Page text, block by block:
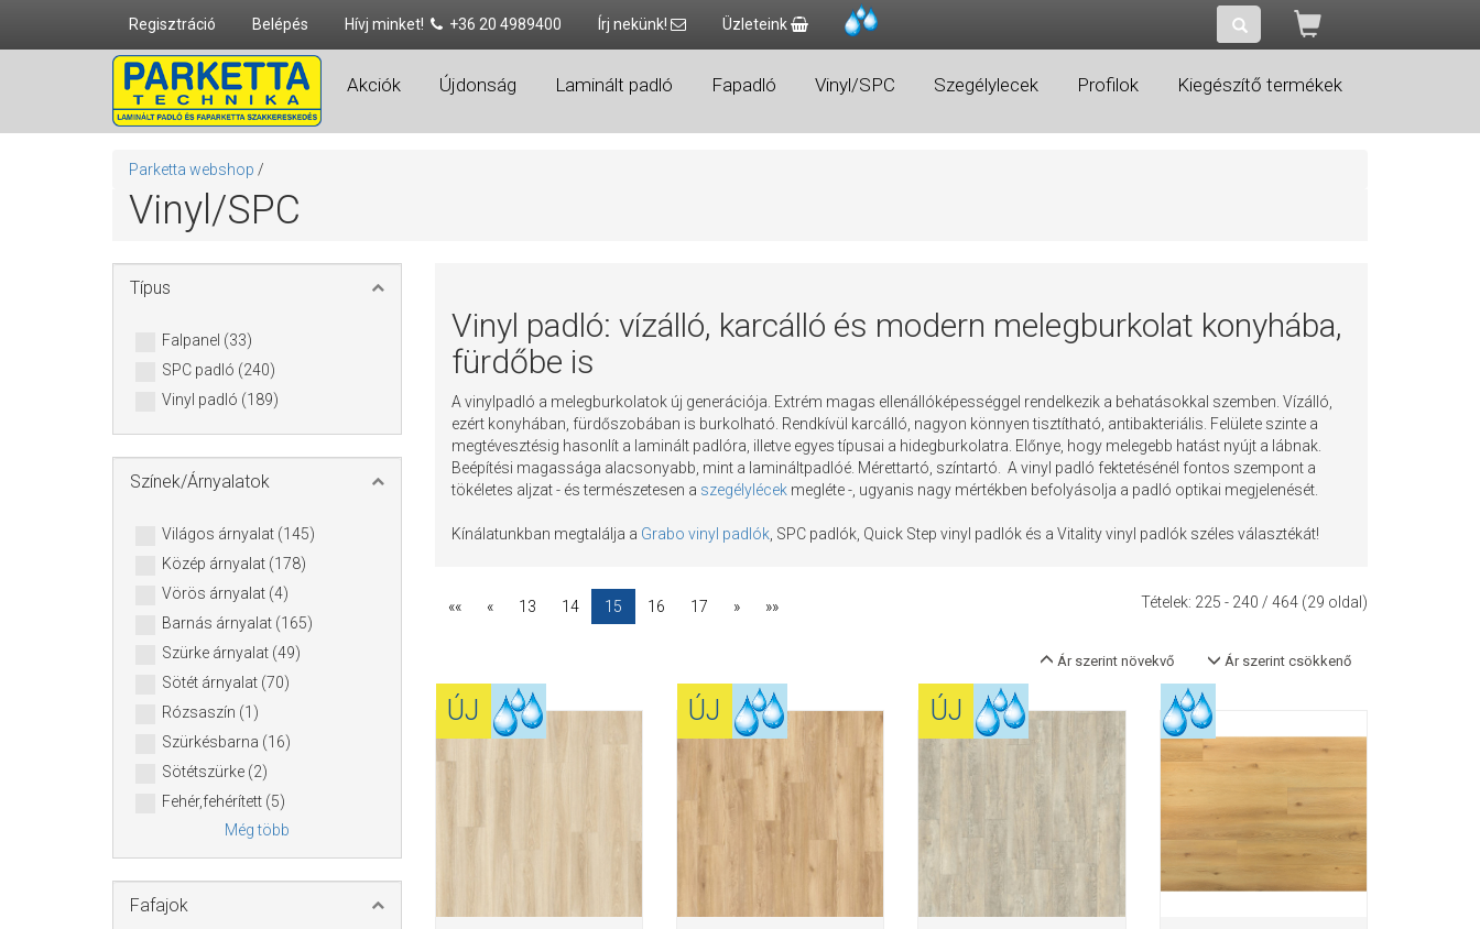
Regisztráció Belépés Hívj minket! +36 20 4989400 Írj nekünk! Üzleteink
Akciók Újdonság Laminált padló Fapadló Vinyl/SPC Szegélylecek Profilok Kiegészítő termékek
Parketta webshop /
Vinyl/SPC
Típus
Falpanel (33)
SPC padló (240)
Vinyl padló (189)
Színek/Árnyalatok
Világos árnyalat (145)
Közép árnyalat (178)
Vörös árnyalat (4)
Barnás árnyalat (165)
Szürke árnyalat (49)
Sötét árnyalat (70)
Rózsaszín (1)
Szürkésbarna (16)
Sötétszürke (2)
Fehér,fehérített (5)
Még több
Fafajok
Vinyl padló: vízálló, karcálló és modern melegburkolat konyhába,
fürdőbe is
A vinylpadló a melegburkolatok új generációja. Extrém magas ellenállóképességgel rendelkezik a behatásokkal szemben. Vízálló,
ezért konyhában, fürdőszobában is burkolható. Rendkívül karcálló, nagyon könnyen tisztítható, antibakteriális. Felülete szinte a
megtévesztésig hasonlít a laminált padlóra, illetve egyes típusai a hidegburkolatra. Előnye, hogy melegebb hatást nyújt a lábnak.
Beépítési magassága alacsonyabb, mint a lamináltpadlóé. Mérettartó, színtartó. A vinyl padló fektetésénél fontos szempont a
tökéletes aljzat - és természetesen a szegélylécekmegléte -, ugyanis nagy mértékben befolyásolja a padló optikai megjelenését.
Kínálatunkban megtalálja a Grabo vinyl padlók, SPC padlók, Quick Step vinyl padlók és a Vitality vinyl padlók széles választékát!
«« « 13 14 15 16 17 » »» Tételek: 225 - 240 / 464 (29 oldal)
Ár szerint csökkenő
Ár szerint növekvő
ÚJ ÚJ ÚJ